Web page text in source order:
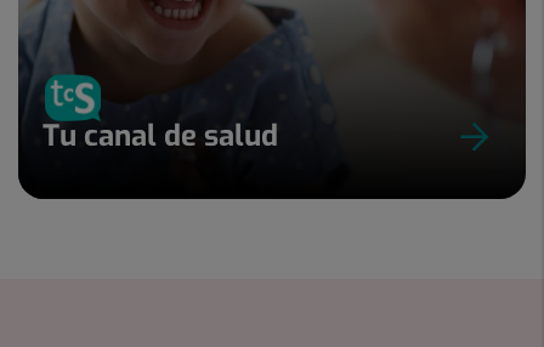
Tu canal de salud